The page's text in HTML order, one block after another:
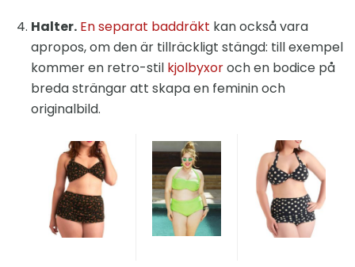
Halter. En separat baddräkt kan också vara
apropos, om den är tillräckligt stängd: till exempel
kommer en retro-stil kjolbyxoroch en bodice på
breda strängar att skapa en feminin och
originalbild.